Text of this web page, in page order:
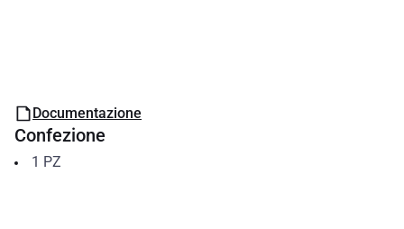
Documentazione
Confezione
1 PZ